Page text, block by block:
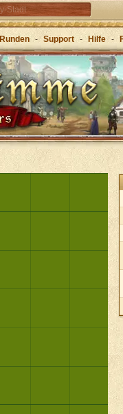
Stadt
durch die Zeitalter
antiken
- Support - Hilfe -